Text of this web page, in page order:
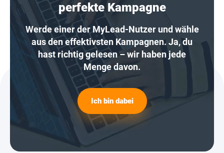
perfekte Kampagne
Werde einer der MyLead-Nutzer und wähle
aus den effektivsten Kampagnen. Ja, du
hast richtig gelesen – wir haben jede
Menge davon.
Ich bin dabei